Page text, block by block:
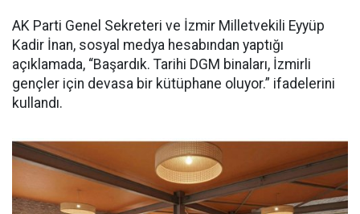
AK Parti Genel Sekreteri ve İzmir Milletvekili Eyyüp
Kadir İnan, sosyal medya hesabından yaptığı
açıklamada, “Başardık. Tarihi DGM binaları, İzmirli
gençler için devasa bir kütüphane oluyor.” ifadelerini
kullandı.